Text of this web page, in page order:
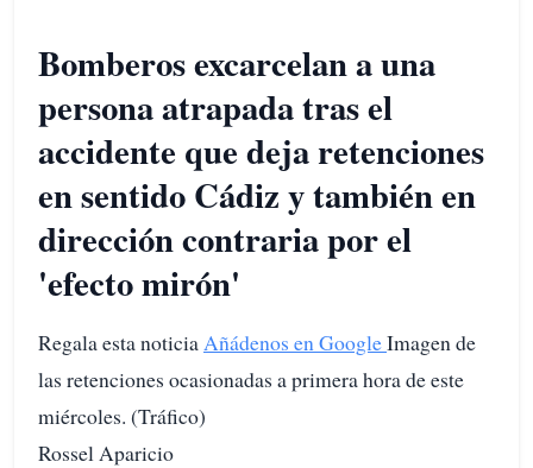
Bomberos excarcelan a una
persona atrapada tras el
accidente que deja retenciones
en sentido Cádiz y también en
dirección contraria por el
'efecto mirón'
Regala esta noticia Añádenos en GoogleImagen de
las retenciones ocasionadas a primera hora de este
miércoles. (Tráfico)
Rossel Aparicio